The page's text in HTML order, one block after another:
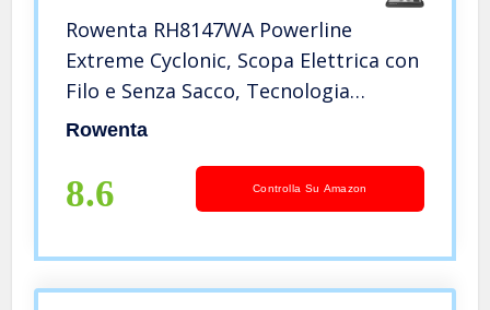
Rowenta RH8147WA Powerline
Extreme Cyclonic, Scopa Elettrica con
Filo e Senza Sacco, Tecnologia
Ciclonica, Potenza 750 W, Capacità 0.9
77 dB(A)
Rowenta
8.6 Controlla Su Amazon